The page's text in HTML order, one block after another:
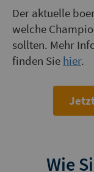
Der aktuelle
welche
sollten. Mehr
finden Sie hier.
Wie